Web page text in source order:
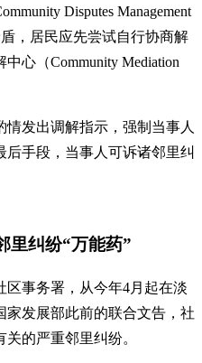
Disputes Management
，居民应先尝试自行协商解
心（Community Mediation
发出调解指示，强制当事人
手段，当事人可诉诸邻里纠
里纠纷“万能药”
事务署，从今年4月起在淡
发展部此前的联合文告，社
的严重邻里纠纷。